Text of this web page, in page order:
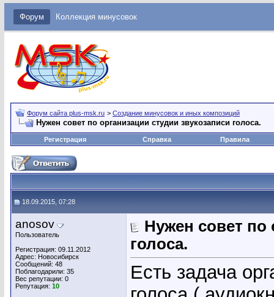
Форум Коллекция минусовок
Форум сайта plus-msk.ru > Создание минусовок и иных композиций
Нужен совет по организации студии звукозаписи голоса.
Регистрация Справка Правила
18.09.2015, 07:28
anosov
Пользователь
Регистрация: 09.11.2012
Адрес: Новосибирск
Сообщений: 48
Поблагодарили: 35
Вес репутации: 0
Репутация: 10
Нужен совет по
голоса.
Есть задача